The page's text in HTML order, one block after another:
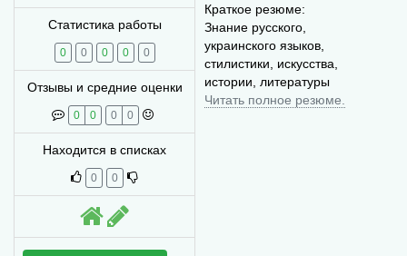
Статистика работы
0 0 0 0 0
Отзывы и средние оценки
0 0 0 0
Находится в списках
0 0
Краткое резюме:
Знание русского,
украинского языков,
стилистики, искусства,
истории, литературы
Читать полное резюме.